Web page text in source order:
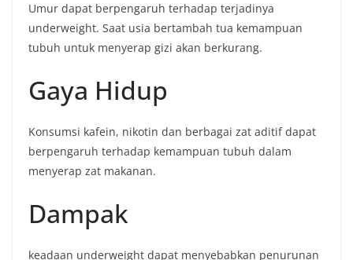
Umur dapat berpengaruh terhadap terjadinya
underweight. Saat usia bertambah tua kemampuan
tubuh untuk menyerap gizi akan berkurang.
Gaya Hidup
Konsumsi kafein, nikotin dan berbagai zat aditif dapat
berpengaruh terhadap kemampuan tubuh dalam
menyerap zat makanan.
Dampak
keadaan underweight dapat menyebabkan penurunan